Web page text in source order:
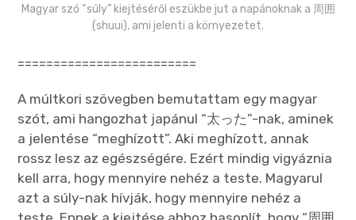
Magyar szó “súly” kiejtéséről eszükbe jut a napánoknak a 周囲
(shuui), ami jelenti a környezetet.
=========================
A múltkori szövegben bemutattam egy magyar
szót, ami hangozhat japánul “太った”-nak, aminek
a jelentése “meghízott”. Aki meghízott, annak
rossz lesz az egészségére. Ezért mindig vigyáznia
kell arra, hogy mennyire nehéz a teste. Magyarul
azt a súly-nak hívják, hogy mennyire nehéz a